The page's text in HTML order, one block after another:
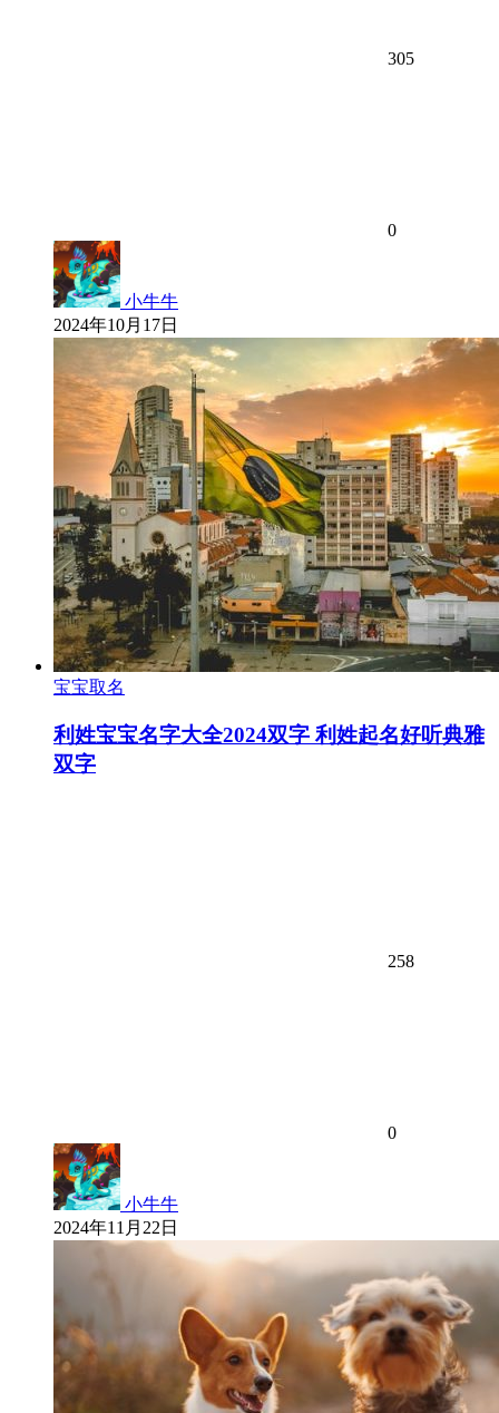
305
0
小牛牛
2024年10月17日
宝宝取名
利姓宝宝名字大全2024双字 利姓起名好听典雅
双字
258
0
小牛牛
2024年11月22日